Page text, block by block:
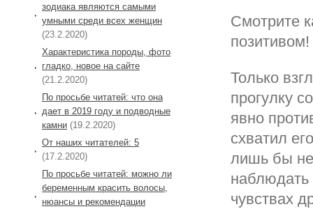
Смотрите
Только
прогулку
явно
схватил
лишь бы не
наблюдать
чувствах
зодиака являются самыми
умными среди всех женщин
(23.2.2020)
Характеристика породы, фото
гладко, новое на сайте
(21.2.2020)
По просьбе читатей: что она
дает в 2019 году и подводные
камни (19.2.2020)
От наших читателей: 5
(17.2.2020)
По просьбе читатей: можно ли
беременным красить волосы,
нюансы и рекомендации